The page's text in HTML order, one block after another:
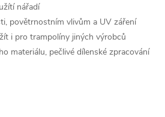
nářadí
povětrnostním vlivům a UV záření
i pro trampolíny jiných výrobců
materiálu, pečlivé dílenské zpracování